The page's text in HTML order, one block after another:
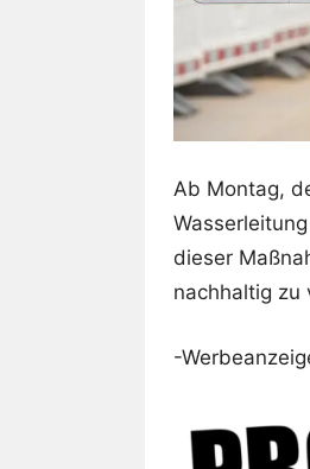
Ab Montag,
dieser
nachhaltig zu
-